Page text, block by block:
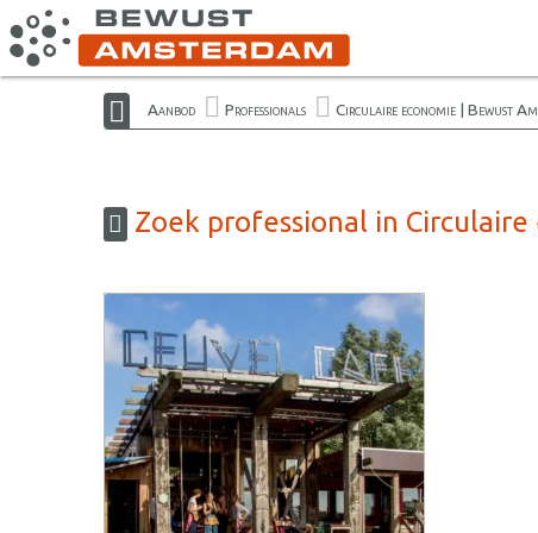
Aanbod Professionals Circulaire economie | Bewust
Zoek professional in